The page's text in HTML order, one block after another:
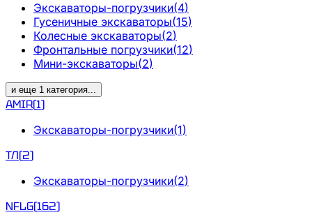
Экскаваторы-погрузчики(4)
Гусеничные экскаваторы(15)
Колесные экскаваторы(2)
Фронтальные погрузчики(12)
Мини-экскаваторы(2)
и еще 1 категория...
AMIR(1)
Экскаваторы-погрузчики(1)
ТЛ(2)
Экскаваторы-погрузчики(2)
NFLG(162)